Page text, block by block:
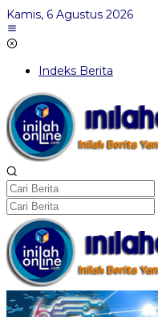
Lewati
ke
konten
Kamis, 6 Agustus 2026
Indeks Berita